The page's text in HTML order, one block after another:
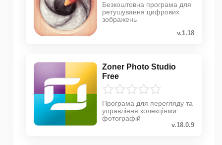
Безкоштовна програма для
ретушування цифрових
зображень
v.1.18
Zoner Photo Studio
Free
Програма для перегляду та
управління колекціями
фотографій
v.18.0.9